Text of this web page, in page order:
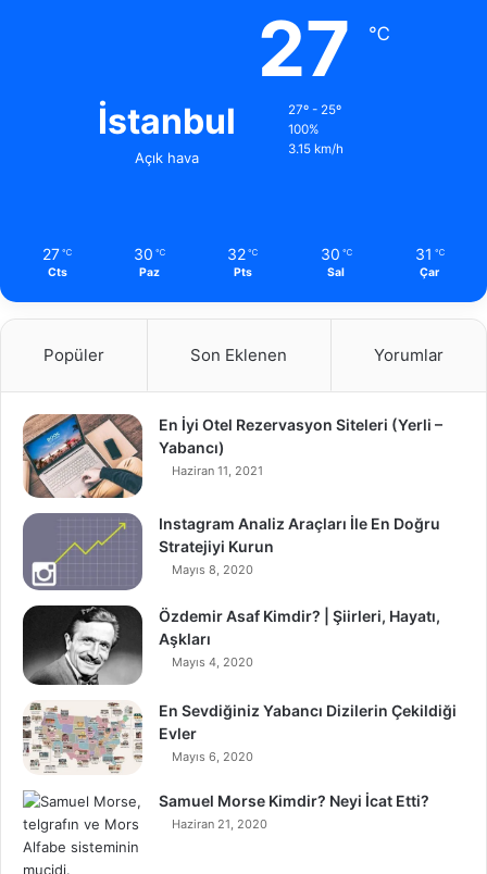
İstanbul
Açık hava
27 ℃
27º - 25º
100%
3.15 km/h
27 ℃
Cts
30 ℃
Paz
32 ℃
Pts
30 ℃
Sal
31 ℃
Çar
Popüler Son Eklenen Yorumlar
En İyi Otel Rezervasyon Siteleri (Yerli –
Yabancı)
Haziran 11, 2021
Instagram Analiz Araçları İle En Doğru
Stratejiyi Kurun
Mayıs 8, 2020
Özdemir Asaf Kimdir? | Şiirleri, Hayatı,
Aşkları
Mayıs 4, 2020
En Sevdiğiniz Yabancı Dizilerin Çekildiği
Evler
Mayıs 6, 2020
Samuel Morse Kimdir? Neyi İcat Etti?
Haziran 21, 2020